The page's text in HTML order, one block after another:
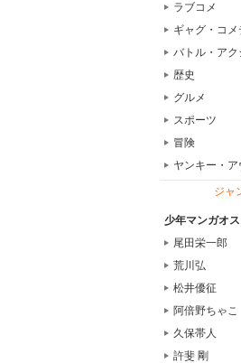
ラブコメ
ギャグ・コメ
バトル・アク
歴史
グルメ
スポーツ
冒険
ヤンキー・ア
ジャ
少年マンガオ
尾田栄一郎
荒川弘
松井優征
阿倍野ちゃこ
久保帯人
許斐 剛